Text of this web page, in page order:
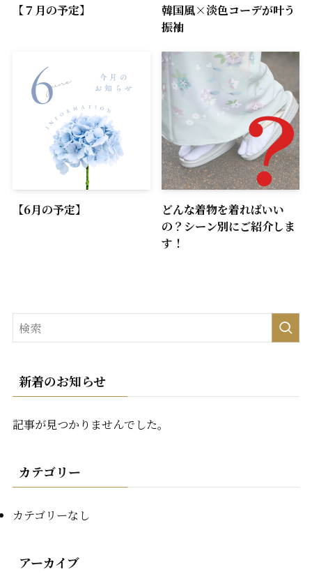
【７月の予定】
韓国風×淡色コーデが叶う
振袖
【6月の予定】
どんな着物を着ればいい
の？シーン別にご紹介しま
す！
新着のお知らせ
記事が見つかりませんでした。
カテゴリー
カテゴリーなし
アーカイブ